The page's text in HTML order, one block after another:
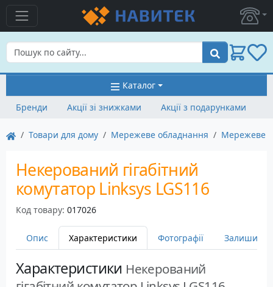
Пошук
Каталог
Бренди
Акції зі знижками Акції з подарунками
Товари для дому Мережеве обладнання Мережеве
Некерований гігабітний
комутатор Linksys LGS116
Код товару: 017026
Опис Характеристики Фотографії Залишити
Характеристики Некерований